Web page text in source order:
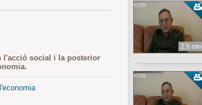
l'acció social i la posterior
2.5 min